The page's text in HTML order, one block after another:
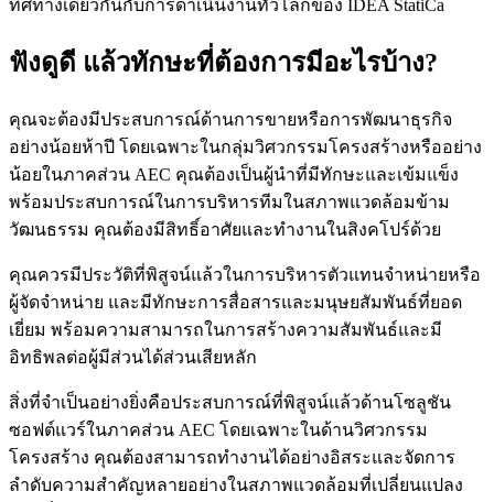
ทิศทางเดียวกันกับการดำเนินงานทั่วโลกของ IDEA StatiCa
ฟังดูดี แล้วทักษะที่ต้องการมีอะไรบ้าง?
คุณจะต้องมีประสบการณ์ด้านการขายหรือการพัฒนาธุรกิจ
อย่างน้อยห้าปี โดยเฉพาะในกลุ่มวิศวกรรมโครงสร้างหรืออย่าง
น้อยในภาคส่วน AEC คุณต้องเป็นผู้นำที่มีทักษะและเข้มแข็ง
พร้อมประสบการณ์ในการบริหารทีมในสภาพแวดล้อมข้าม
วัฒนธรรม คุณต้องมีสิทธิ์อาศัยและทำงานในสิงคโปร์ด้วย
คุณควรมีประวัติที่พิสูจน์แล้วในการบริหารตัวแทนจำหน่ายหรือ
ผู้จัดจำหน่าย และมีทักษะการสื่อสารและมนุษยสัมพันธ์ที่ยอด
เยี่ยม พร้อมความสามารถในการสร้างความสัมพันธ์และมี
อิทธิพลต่อผู้มีส่วนได้ส่วนเสียหลัก
สิ่งที่จำเป็นอย่างยิ่งคือประสบการณ์ที่พิสูจน์แล้วด้านโซลูชัน
ซอฟต์แวร์ในภาคส่วน AEC โดยเฉพาะในด้านวิศวกรรม
โครงสร้าง คุณต้องสามารถทำงานได้อย่างอิสระและจัดการ
ลำดับความสำคัญหลายอย่างในสภาพแวดล้อมที่เปลี่ยนแปลง